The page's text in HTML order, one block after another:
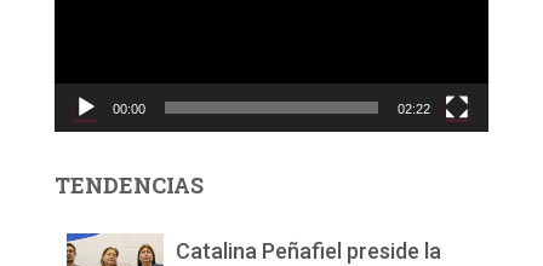
c
d
00:00 02:22
TENDENCIAS
Catalina Peñafiel preside la